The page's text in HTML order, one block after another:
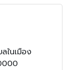
ในเมือง